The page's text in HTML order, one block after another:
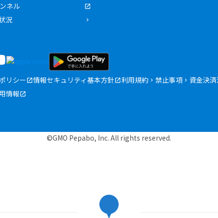
ネル
況
リシー 情報セキュリティ基本方針 利用規約 禁止事項
資金決
情報
©GMO Pepabo, Inc. All rights reserved.